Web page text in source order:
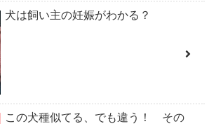
犬は飼い主の妊娠がわかる？
この犬種似てる、でも違う！ その